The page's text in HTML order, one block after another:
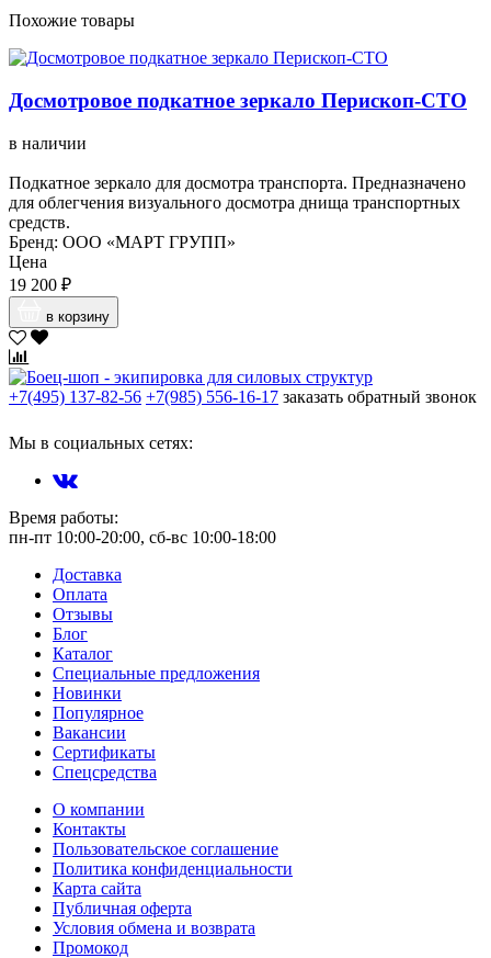
Похожие товары
Досмотровое подкатное зеркало Перископ-СТО
в наличии
Подкатное зеркало для досмотра транспорта. Предназначено
для облегчения визуального досмотра днища транспортных
средств.
Бренд: ООО «МАРТ ГРУПП»
Цена
19 200 ₽
в корзину
+7(495) 137-82-56 +7(985) 556-16-17 заказать обратный звонок
Мы в социальных сетях:
Время работы:
пн-пт 10:00-20:00, сб-вс 10:00-18:00
Доставка
Оплата
Отзывы
Блог
Каталог
Специальные предложения
Новинки
Популярное
Вакансии
Сертификаты
Спецсредства
О компании
Контакты
Пользовательское соглашение
Политика конфиденциальности
Карта сайта
Публичная оферта
Условия обмена и возврата
Промокод